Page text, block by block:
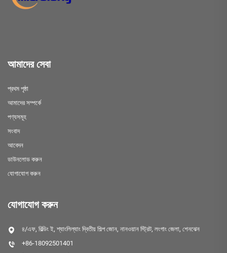
আমাদের সেবা
প্রথম পৃষ্ঠা
আমাদের সম্পর্কে
পণ্যসমূহ
সংবাদ
আবেদন
ডাউনলোড করুন
যোগাযোগ করুন
যোগাযোগ করুন
৪/এফ, বিল্ডিং ই, শ্যাংলিল্যাং দ্বিতীয় শিল্প জোন, নানওয়ান স্ট্রিট, লংগাং জেলা, শেনঝেন
+86-18092501401